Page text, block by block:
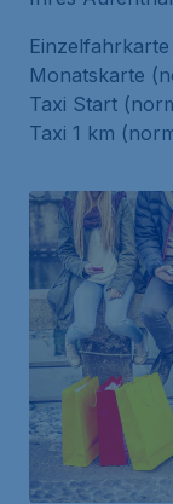
Monatskarte
Taxi Start
Taxi 1 km